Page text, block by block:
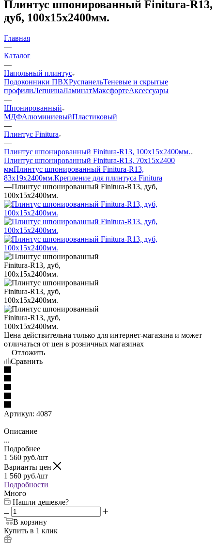
Плинтус шпонированный Finitura-R13,
дуб, 100x15x2400мм.
Главная
—
Каталог
—
Напольный плинтус
Подоконники ПВХРуспанельТеневые и скрытые
профилиЛепнинаЛаминатМаксфортеАксессуары
—
Шпонированный
МДФАлюминиевыйПластиковый
—
Плинтус Finitura
—
Плинтус шпонированный Finitura-R13, 100x15x2400мм.
Плинтус шпонированный Finitura-R13, 70x15х2400
ммПлинтус шпонированный Finitura-R13,
83x19x2400мм.Крепление для плинтуса Finitura
—Плинтус шпонированный Finitura-R13, дуб,
100x15x2400мм.
Цена действительна только для интернет-магазина и может
отличаться от цен в розничных магазинах
Отложить
Сравнить
Артикул: 4087
Описание
...
Подробнее
1 560 руб./шт
Варианты цен
1 560 руб./шт
Подробности
Много
Нашли дешевле?
В корзину
Купить в 1 клик